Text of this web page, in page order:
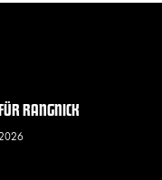
RANGNICK